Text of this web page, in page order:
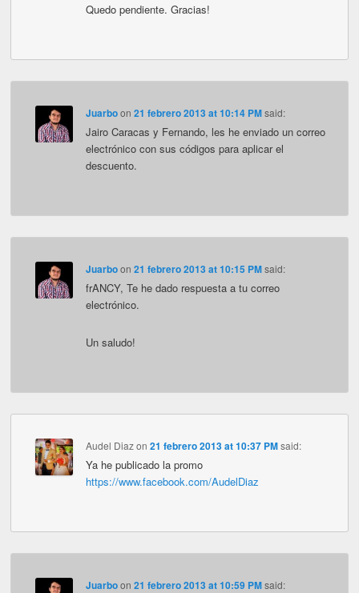
Quedo pendiente. Gracias!
Juarboon 21 febrero 2013 at 10:14 PM said:
Jairo Caracas y Fernando, les he enviado un correo
electrónico con sus códigos para aplicar el
descuento.
Juarboon 21 febrero 2013 at 10:15 PM said:
frANCY, Te he dado respuesta a tu correo
electrónico.
Un saludo!
Audel Diazon 21 febrero 2013 at 10:37 PM said:
Ya he publicado la promo
https://www.facebook.com/AudelDiaz
Juarboon 21 febrero 2013 at 10:59 PM said: